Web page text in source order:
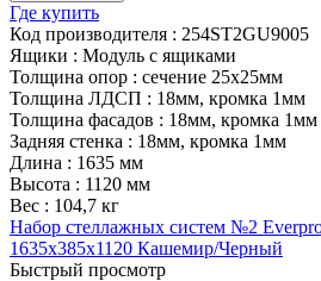
Где купить
Код производителя : 254ST2GU9005
Ящики : Модуль с ящиками
Толщина опор : сечение 25х25мм
Толщина ЛДСП : 18мм, кромка 1мм
Толщина фасадов : 18мм, кромка 1мм
Задняя стенка : 18мм, кромка 1мм
Длина : 1635 мм
Высота : 1120 мм
Вес : 104,7 кг
Набор стеллажных систем №2
1635x385x1120 Кашемир/Черный
Быстрый просмотр